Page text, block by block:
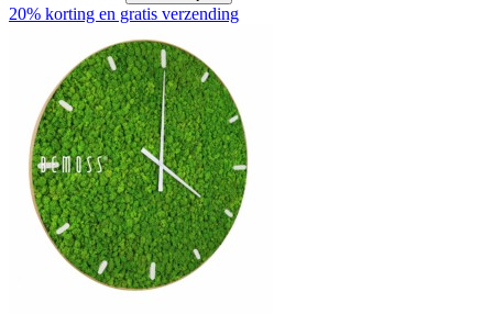
20% korting en gratis verzending